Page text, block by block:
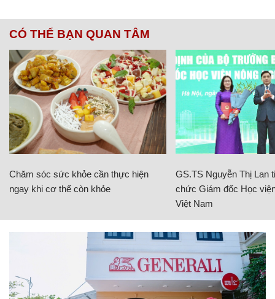
CÓ THỂ BẠN QUAN TÂM
Chăm sóc sức khỏe cần thực hiện
ngay khi cơ thể còn khỏe
GS.TS Nguyễn Thị Lan
chức Giám đốc Học
Việt Nam